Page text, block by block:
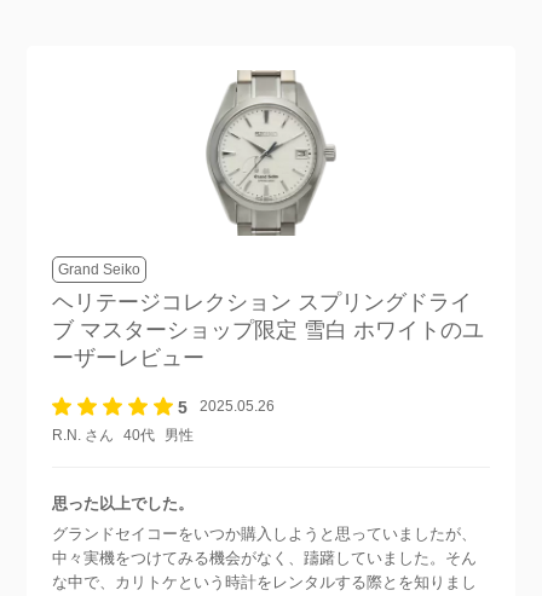
Grand Seiko
ヘリテージコレクション スプリングドライ
ブ マスターショップ限定 雪白 ホワイト のユ
ーザーレビュー
5
2025.05.26
R.N. さん
40代 男性
思った以上でした。
グランドセイコーをいつか購入しようと思っていましたが、
中々実機をつけてみる機会がなく、躊躇していました。そん
な中で、カリトケという時計をレンタルする際とを知りまし